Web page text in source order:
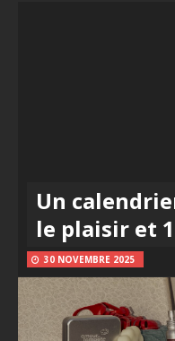
Un
le plaisir et
30 NOVEMBRE 2025